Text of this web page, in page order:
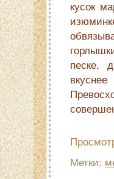
кусок
песке,
Метки: